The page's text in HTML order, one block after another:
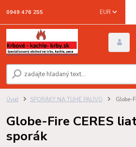
EUR
0949 476 255
Úvod SPORÁKY NA TUHÉ PALIVO Globe-
Globe-Fire CERES
sporák